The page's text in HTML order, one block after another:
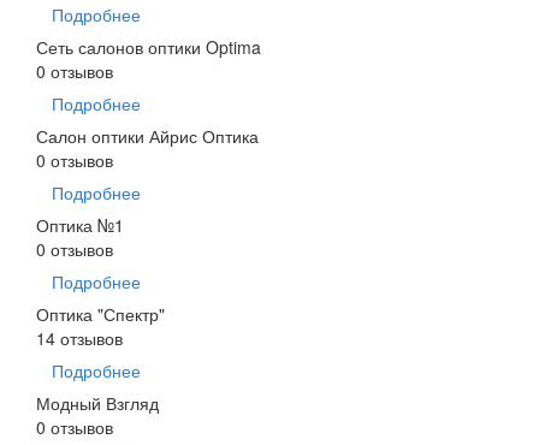
Подробнее
Сеть салонов оптики Optima
0 отзывов
Подробнее
Салон оптики Айрис Оптика
0 отзывов
Подробнее
Оптика №1
0 отзывов
Подробнее
Оптика "Спектр"
14 отзывов
Подробнее
Модный Взгляд
0 отзывов